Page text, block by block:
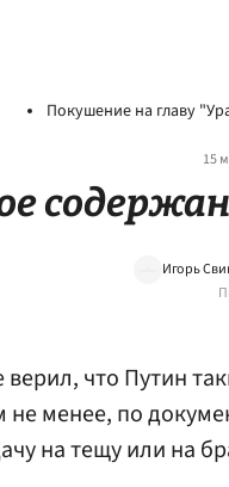
Покушение на главу
15
Игорь
что Путин
не менее, по
на тещу или на